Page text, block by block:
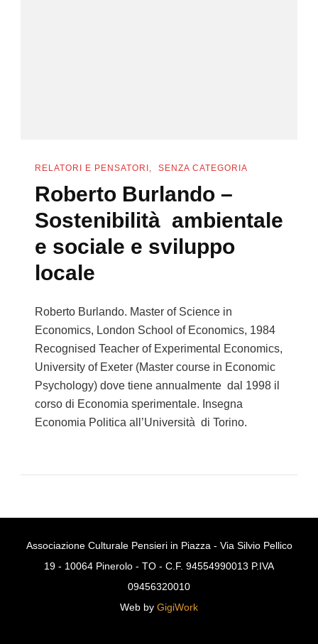
RELATORI E PENSATORI SENZA CATEGORIA
Roberto Burlando –
Sostenibilità ambientale
e sociale e sviluppo
locale
Roberto Burlando. Master of Science in
Economics, London School of Economics, 1984
Recognised Teacher of Experimental Economics,
University of Exeter (Master course in Economic
Psychology) dove tiene annualmente dal 1998 il
corso di Economia sperimentale. Insegna
Economia Politica all’Università di Torino.
Associazione Culturale Pensieri in Piazza - Via Silvio Pellico
19 - 10064 Pinerolo - TO - C.F. 94554990013 P.IVA
09456320010
Web by GigiWork